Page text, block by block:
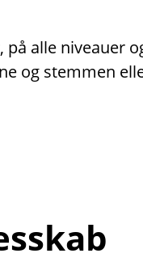
alle niveauer
og stemmen